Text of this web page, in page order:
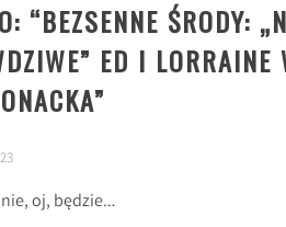
“BEZSENNE ŚRODY:
ED I LORRAINE
”
oj, będzie…